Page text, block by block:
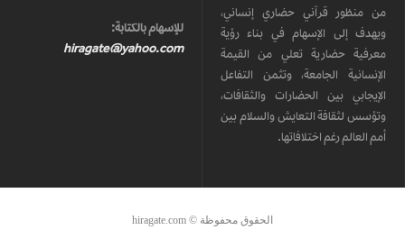
من منظور قرآني حضاري إنساني،
ويهدف إلى الإسهام في بناء رؤية
معرفية حضارية تعلي من القيمة
الإنسانية الجامعة، وتثمن التفاعل
الإيجابي بين الحضارات والثقافات،
وتؤسس لثقافة التعايش والسلام بين
أمم العالم رغم اختلافاتها.
للإسهام بالكتابة:
hiragate@yahoo.com
الحقوق محفوظة © hiragate.com